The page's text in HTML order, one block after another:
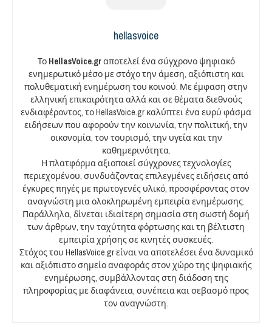
hellasvoice
Το HellasVoice.grαποτελεί ένα σύγχρονο ψηφιακό
ενημερωτικό μέσο με στόχο την άμεση, αξιόπιστη και
πολυθεματική ενημέρωση του κοινού. Με έμφαση στην
ελληνική επικαιρότητα αλλά και σε θέματα διεθνούς
ενδιαφέροντος, το HellasVoice.gr καλύπτει ένα ευρύ φάσμα
ειδήσεων που αφορούν την κοινωνία, την πολιτική, την
οικονομία, τον τουρισμό, την υγεία και την
καθημερινότητα.
Η πλατφόρμα αξιοποιεί σύγχρονες τεχνολογίες
περιεχομένου, συνδυάζοντας επιλεγμένες ειδήσεις από
έγκυρες πηγές με πρωτογενές υλικό, προσφέροντας στον
αναγνώστη μια ολοκληρωμένη εμπειρία ενημέρωσης.
Παράλληλα, δίνεται ιδιαίτερη σημασία στη σωστή δομή
των άρθρων, την ταχύτητα φόρτωσης και τη βέλτιστη
εμπειρία χρήσης σε κινητές συσκευές.
Στόχος του HellasVoice.gr είναι να αποτελέσει ένα δυναμικό
και αξιόπιστο σημείο αναφοράς στον χώρο της ψηφιακής
ενημέρωσης, συμβάλλοντας στη διάδοση της
πληροφορίας με διαφάνεια, συνέπεια και σεβασμό προς
τον αναγνώστη.